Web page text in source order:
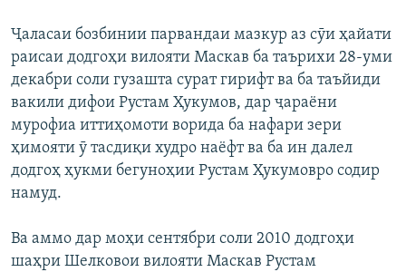
Ҷаласаи бозбинии парвандаи мазкур аз сӯи ҳайати
раисаи додгоҳи вилояти Маскав ба таърихи 28-уми
декабри соли гузашта сурат гирифт ва ба таъйиди
вакили дифои Рустам Ҳукумов, дар ҷараёни
мурофиа иттиҳомоти ворида ба нафари зери
ҳимояти ӯ тасдиқи худро наёфт ва ба ин далел
додгоҳ ҳукми бегуноҳии Рустам Ҳукумовро содир
намуд.
Ва аммо дар моҳи сентябри соли 2010 додгоҳи
шаҳри Шелковои вилояти Маскав Рустам